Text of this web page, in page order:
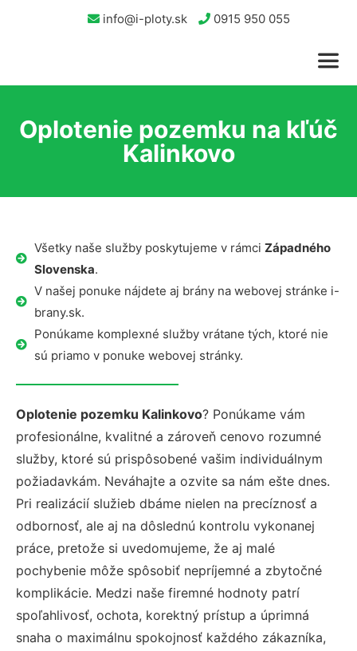
info@i-ploty.sk 0915 950 055
Oplotenie pozemku na kľúč
Kalinkovo
Všetky naše služby poskytujeme v rámci Západného
Slovenska.
V našej ponuke nájdete aj brány na webovej stránke i-
brany.sk.
Ponúkame komplexné služby vrátane tých, ktoré nie
sú priamo v ponuke webovej stránky.
Oplotenie pozemku Kalinkovo? Ponúkame vám
profesionálne, kvalitné a zároveň cenovo rozumné
služby, ktoré sú prispôsobené vašim individuálnym
požiadavkám. Neváhajte a ozvite sa nám ešte dnes.
Pri realizácií služieb dbáme nielen na precíznosť a
odbornosť, ale aj na dôslednú kontrolu vykonanej
práce, pretože si uvedomujeme, že aj malé
pochybenie môže spôsobiť nepríjemné a zbytočné
komplikácie. Medzi naše firemné hodnoty patrí
spoľahlivosť, ochota, korektný prístup a úprimná
snaha o maximálnu spokojnosť každého zákazníka,